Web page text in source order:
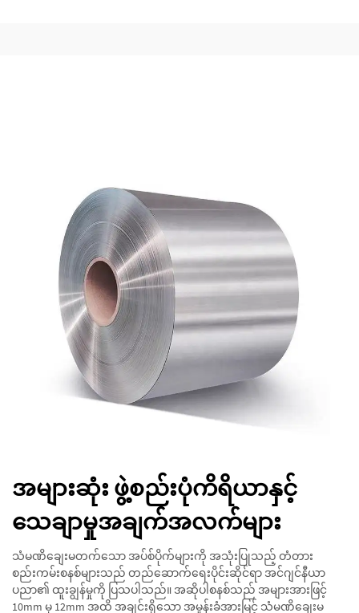
အများဆုံး ဖွဲ့စည်းပုံကိရိယာနှင့်
သေချာမှုအချက်အလက်များ
သံမဏိချေးမတက်သော အပ်စ်ပိုက်များကို အသုံးပြုသည့် တံတား
စည်းကမ်းစနစ်များသည် တည်ဆောက်ရေးပိုင်းဆိုင်ရာ အင်ဂျင်နီယာ
ပညာ၏ ထူးချွန်မှုကို ပြသပါသည်။ အဆိုပါစနစ်သည် အများအားဖြင့်
10mm မှ 12mm အထိ အချင်းရှိသော အမှုန်းခံအားမြင့် သံမဏိချေးမ